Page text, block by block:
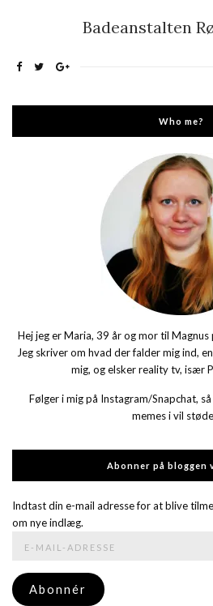
Badeanstalten
Who me?
Hej jeg er Maria, 39 år og mor til
Jeg skriver om hvad der falder mig ind,
mig, og elsker reality tv, især
Følger i mig på Instagram/Snapchat,
memes i vil
Abonner på bloggen
Indtast din e-mail adresse for at blive
om nye indlæg.
adresse
Abonnér